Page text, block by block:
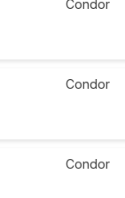
Condor
Condor
Condor